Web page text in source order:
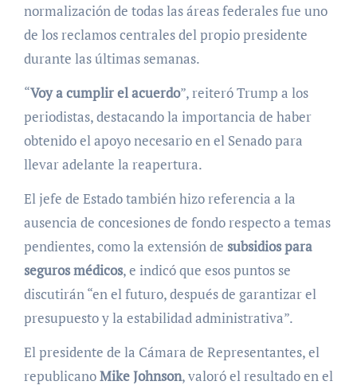
normalización de todas las áreas federales fue uno
de los reclamos centrales del propio presidente
durante las últimas semanas.
“Voy a cumplir el acuerdo”, reiteró Trump a los
periodistas, destacando la importancia de haber
obtenido el apoyo necesario en el Senado para
llevar adelante la reapertura.
El jefe de Estado también hizo referencia a la
ausencia de concesiones de fondo respecto a temas
pendientes, como la extensión de subsidios para
seguros médicos, e indicó que esos puntos se
discutirán “en el futuro, después de garantizar el
presupuesto y la estabilidad administrativa”.
El presidente de la Cámara de Representantes, el
republicanoMike Johnson, valoró el resultado en el